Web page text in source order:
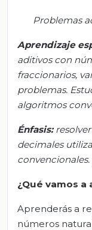
Problemas
Aprendizaje
aditivos con
fraccionarios,
problemas.
algoritmos
Énfasis: r
decimales
convencionales.
¿Qué vamos a
Aprenderás a
números